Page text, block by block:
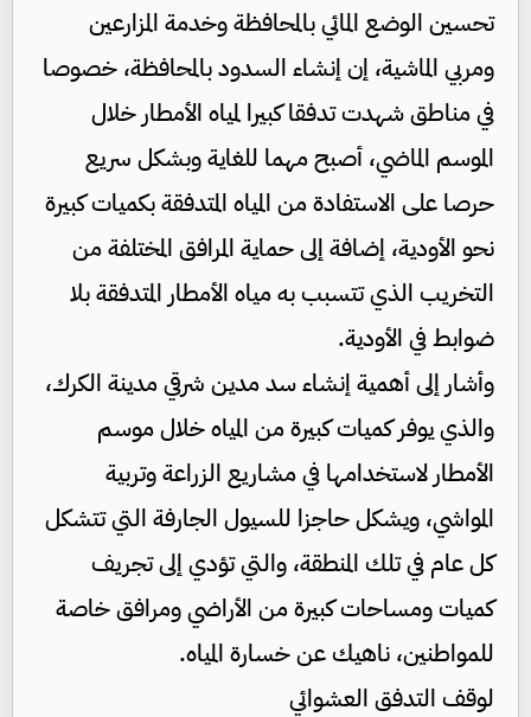
تحسين الوضع المائي بالمحافظة وخدمة المزارعين
ومربي الماشية، إن إنشاء السدود بالمحافظة، خصوصا
في مناطق شهدت تدفقا كبيرا لمياه الأمطار خلال
الموسم الماضي، أصبح مهما للغاية وبشكل سريع
حرصا على الاستفادة من المياه المتدفقة بكميات كبيرة
نحو الأودية، إضافة إلى حماية المرافق المختلفة من
التخريب الذي تتسبب به مياه الأمطار المتدفقة بلا
ضوابط في الأودية.
وأشار إلى أهمية إنشاء سد مدين شرقي مدينة الكرك،
والذي يوفر كميات كبيرة من المياه خلال موسم
الأمطار لاستخدامها في مشاريع الزراعة وتربية
المواشي، ويشكل حاجزا للسيول الجارفة التي تتشكل
كل عام في تلك المنطقة، والتي تؤدي إلى تجريف
كميات ومساحات كبيرة من الأراضي ومرافق خاصة
للمواطنين، ناهيك عن خسارة المياه.
لوقف التدفق العشوائي